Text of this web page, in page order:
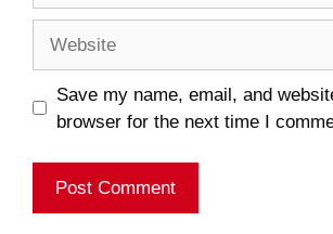
Save my name, email, and
browser for the next time I